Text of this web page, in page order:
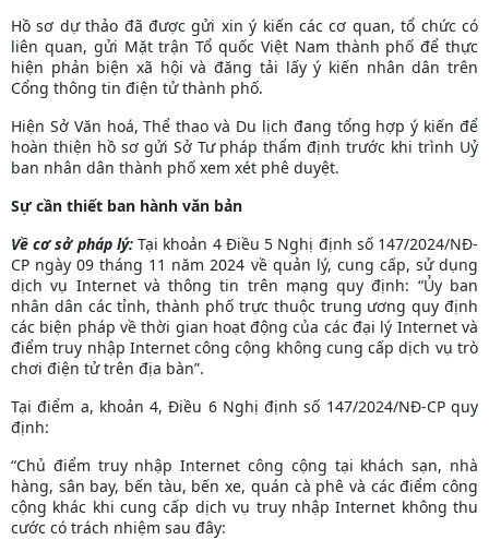
Hồ sơ dự thảo đã được gửi xin ý kiến các cơ quan, tổ chức có
liên quan, gửi Mặt trận Tổ quốc Việt Nam thành phố để thực
hiện phản biện xã hội và đăng tải lấy ý kiến nhân dân trên
Cổng thông tin điện tử thành phố.
Hiện Sở Văn hoá, Thể thao và Du lịch đang tổng hợp ý kiến để
hoàn thiện hồ sơ gửi Sở Tư pháp thẩm định trước khi trình Uỷ
ban nhân dân thành phố xem xét phê duyệt.
Sự cần thiết ban hành văn bản
Về cơ sở pháp lý:Tại khoản 4 Điều 5 Nghị định số 147/2024/NĐ-
CP ngày 09 tháng 11 năm 2024 về quản lý, cung cấp, sử dụng
dịch vụ Internet và thông tin trên mạng quy định: “Ủy ban
nhân dân các tỉnh, thành phố trực thuộc trung ương quy định
các biện pháp về thời gian hoạt động của các đại lý Internet và
điểm truy nhập Internet công cộng không cung cấp dịch vụ trò
chơi điện tử trên địa bàn”.
Tại điểm a, khoản 4, Điều 6 Nghị định số 147/2024/NĐ-CP quy
định:
“Chủ điểm truy nhập Internet công cộng tại khách sạn, nhà
hàng, sân bay, bến tàu, bến xe, quán cà phê và các điểm công
cộng khác khi cung cấp dịch vụ truy nhập Internet không thu
cước có trách nhiệm sau đây: